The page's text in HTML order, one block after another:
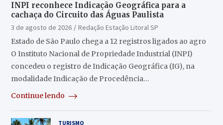
INPI reconhece Indicação Geográfica para a
cachaça do Circuito das Águas Paulista
3 de agosto de 2026
Redação Estação Litoral SP
Estado de São Paulo chega a 12 registros ligados ao agro
O Instituto Nacional de Propriedade Industrial (INPI)
concedeu o registro de Indicação Geográfica (IG), na
modalidade Indicação de Procedência…
Continue lendo
TURISMO